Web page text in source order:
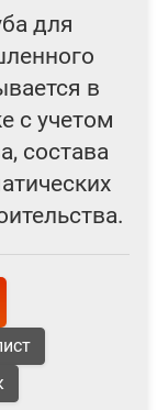
для
в
с учетом
состава